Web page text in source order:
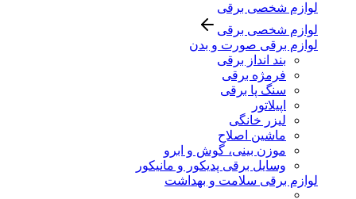
لوازم شخصی برقی
لوازم شخصی برقی
لوازم برقی صورت و بدن
بند انداز برقی
فرمژه برقی
سنگ پا برقی
اپیلاتور
لیزر خانگی
ماشین اصلاح
موزن بینی، گوش و ابرو
وسایل برقی پدیکور و مانیکور
لوازم برقی سلامت و بهداشت